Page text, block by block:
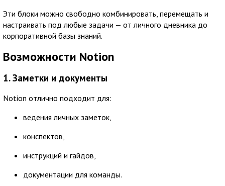
Эти блоки можно свободно комбинировать, перемещать и
настраивать под любые задачи — от личного дневника до
корпоративной базы знаний.
Возможности Notion
1. Заметки и документы
Notion отлично подходит для:
ведения личных заметок,
конспектов,
инструкций и гайдов,
документации для команды.